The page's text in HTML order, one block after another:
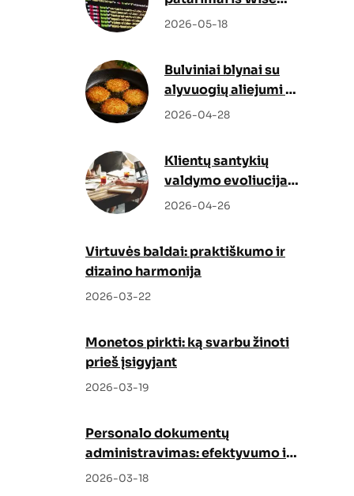
Docs
2026-05-18
Bulviniai blynai su
alyvuogių aliejumi –
netikėtas, bet
2026-04-28
Klientų santykių
valdymo evoliucija:
kaip Odoo CRM ir
strategiją
2026-04-26
Virtuvės baldai: praktiškumo ir
dizaino harmonija
2026-03-22
Monetos pirkti: ką svarbu žinoti
prieš įsigyjant
2026-03-19
Personalo dokumentų
administravimas: efektyvumo ir
tvarkos garantas
2026-03-18